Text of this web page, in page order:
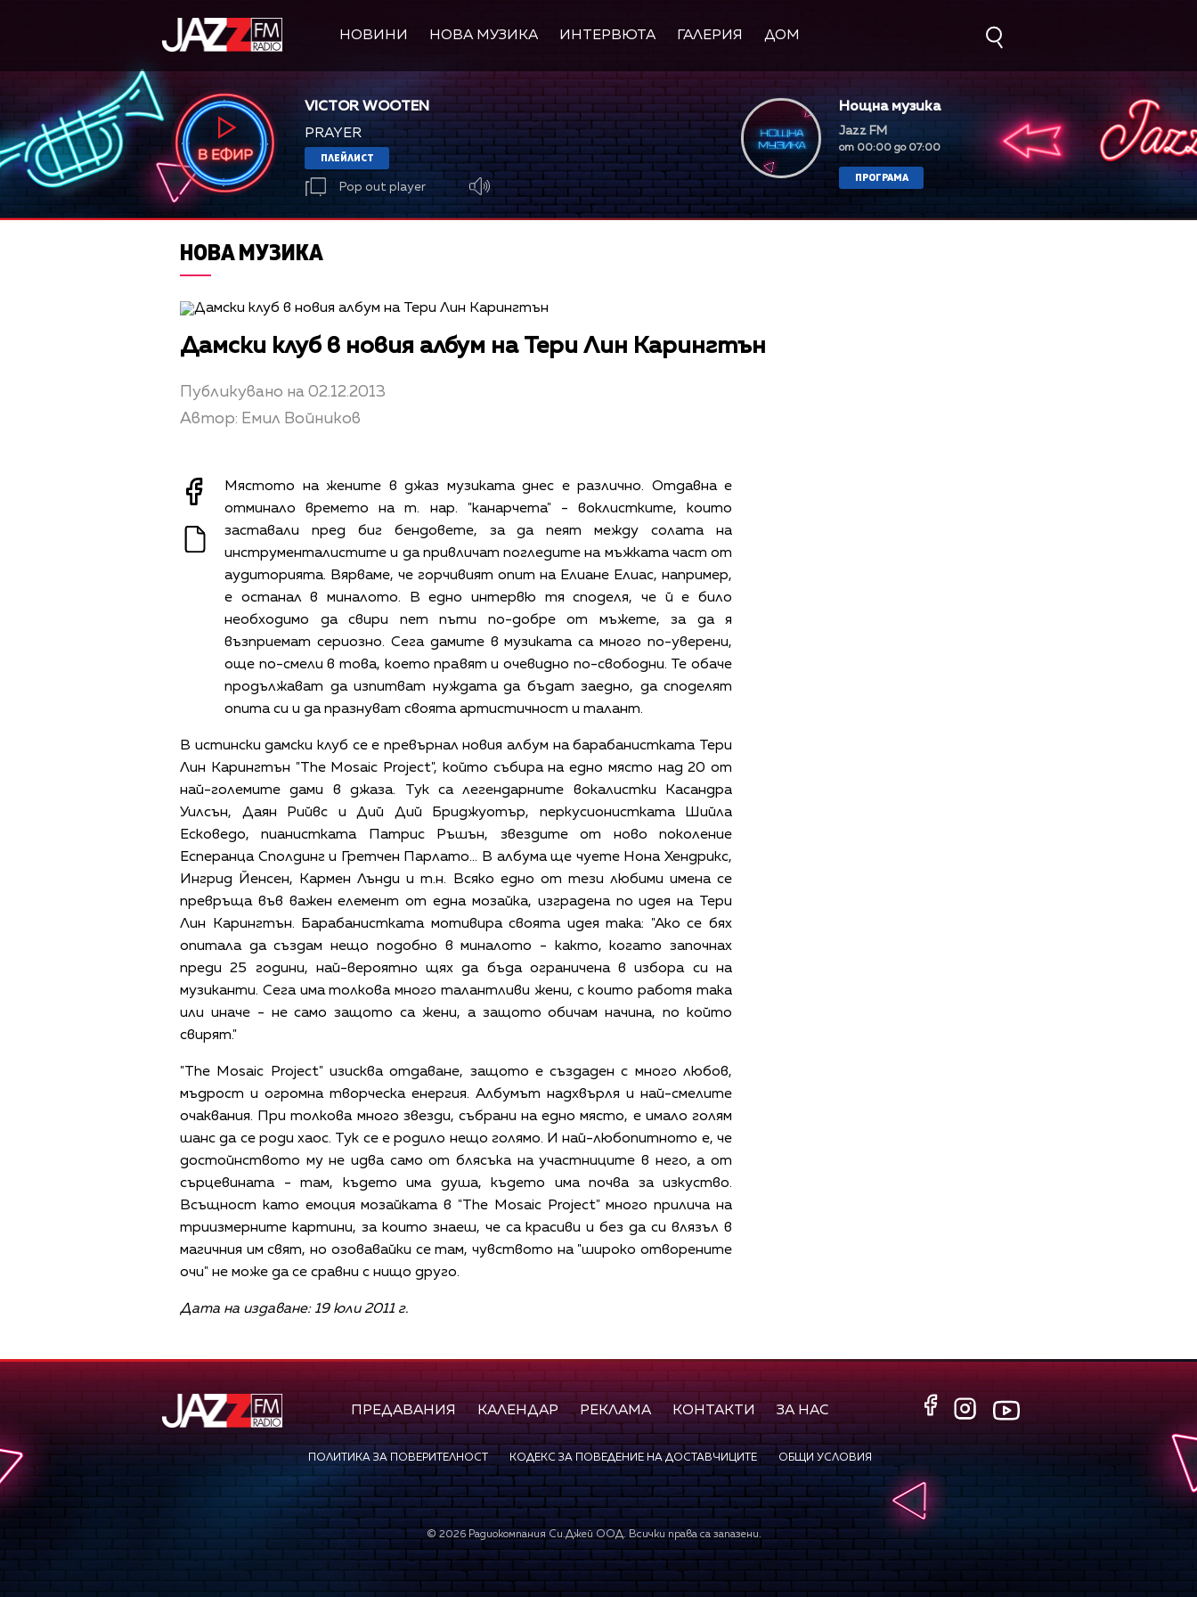
НОВИНИ НОВА МУЗИКА ИНТЕРВЮТА ГАЛЕРИЯ ДОМ
VICTOR WOOTEN
PRAYER
ПЛЕЙЛИСТ
Pop out player
Нощна музика
Jazz FM
от 00:00 до 07:00
ПРОГРАМА
НОВА МУЗИКА
Дамски клуб в новия албум на Тери Лин Карингтън
Публикувано на 02.12.2013
Автор: Емил Войников
Мястото на жените в джаз музиката днес е различно. Отдавна е
отминало времето на т. нар. "канарчета" - воклистките, които
заставали пред биг бендовете, за да пеят между солата на
инструменталистите и да привличат погледите на мъжката част от
аудиторията. Вярваме, че горчивият опит на Елиане Елиас, например,
е останал в миналото. В едно интервю тя споделя, че й е било
необходимо да свири пет пъти по-добре от мъжете, за да я
възприемат сериозно. Сега дамите в музиката са много по-уверени,
още по-смели в това, което правят и очевидно по-свободни. Те обаче
продължават да изпитват нуждата да бъдат заедно, да споделят
опита си и да празнуват своята артистичност и талант.
В истински дамски клуб се е превърнал новия албум на барабанистката Тери
Лин Карингтън "The Mosaic Project", който събира на едно място над 20 от
най-големите дами в джаза. Тук са легендарните вокалистки Касандра
Уилсън, Даян Рийвс и Дий Дий Бриджуотър, перкусионистката Шийла
Есковедо, пианистката Патрис Ръшън, звездите от ново поколение
Есперанца Сполдинг и Гретчен Парлато... В албума ще чуете Нона Хендрикс,
Ингрид Йенсен, Кармен Лънди и т.н. Всяко едно от тези любими имена се
превръща във важен елемент от една мозайка, изградена по идея на Тери
Лин Карингтън. Барабанистката мотивира своята идея така: "Ако се бях
опитала да създам нещо подобно в миналото - както, когато започнах
преди 25 години, най-вероятно щях да бъда ограничена в избора си на
музиканти. Сега има толкова много талантливи жени, с които работя така
или иначе - не само защото са жени, а защото обичам начина, по който
свирят."
"The Mosaic Project" изисква отдаване, защото е създаден с много любов,
мъдрост и огромна творческа енергия. Албумът надхвърля и най-смелите
очаквания. При толкова много звезди, събрани на едно място, е имало голям
шанс да се роди хаос. Тук се е родило нещо голямо. И най-любопитното е, че
достойнството му не идва само от блясъка на участниците в него, а от
сърцевината - там, където има душа, където има почва за изкуство.
Всъщност като емоция мозайката в "The Mosaic Project" много прилича на
триизмерните картини, за които знаеш, че са красиви и без да си влязъл в
магичния им свят, но озовавайки се там, чувството на "широко отворените
очи" не може да се сравни с нищо друго.
Дата на издаване: 19 юли 2011 г.
ПРЕДАВАНИЯ КАЛЕНДАР РЕКЛАМА КОНТАКТИ ЗА НАС
ПОЛИТИКА ЗА ПОВЕРИТЕЛНОСТ КОДЕКС ЗА ПОВЕДЕНИЕ НА ДОСТАВЧИЦИТЕ ОБЩИ УСЛОВИЯ
©2026 Радиокомпания Си.Джей ООД. Всички права са запазени.